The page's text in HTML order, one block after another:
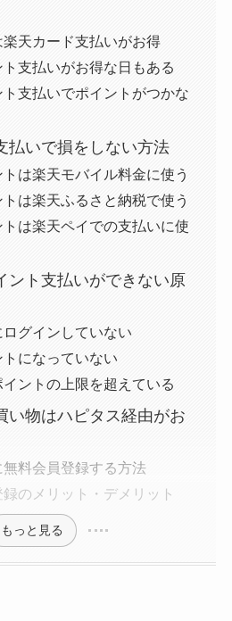
天カード支払いがお得
支払いがお得な日もある
支払いでポイントがつかな
払いで損をしない方法
は楽天モバイル料金に使う
は楽天ふるさと納税で使う
は楽天ペイでの支払いに使
ント支払いができない原
グインしていない
になっていない
ントの上限を超えている
い物はハピタス経由がお
料会員登録する方法
のメリット・デメリット
もっと見る